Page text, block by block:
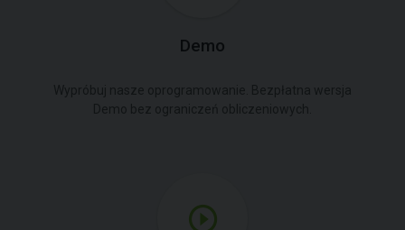
Demo